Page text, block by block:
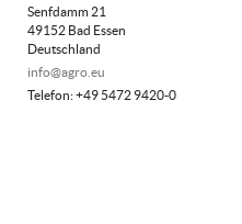
Senfdamm 21
49152 Bad Essen
Deutschland
info@agro.eu
Telefon: +49 5472 9420-0